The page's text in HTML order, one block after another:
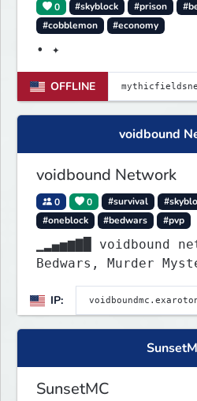
0 #skyblock #prison
#cobblemon
#economy
• ✦
OFFLINE
voidbound
voidbound Network
0 0 #survival
#oneblock
#bedwars #pvp
▁▂▄▅▆▇█ voidbound
Bedwars, Murder
Oneblock, Creative Plots,
Griefing Allowed,
IP:
SunsetMC